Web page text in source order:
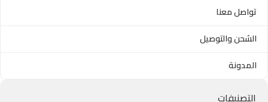
تواصل معنا
الشحن والتوصيل
المدونة
التصنيفات